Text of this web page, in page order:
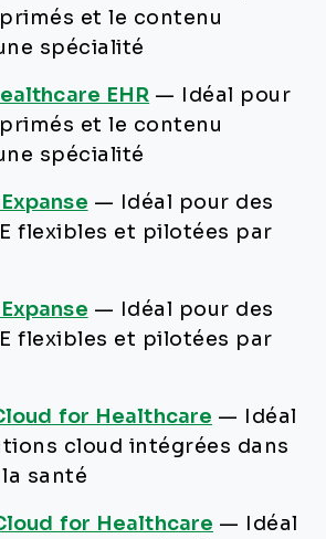
primés et le contenu
spécialité
EHR —
Idéal pour
primés et le contenu
spécialité
—
Idéal pour des
flexibles et pilotées par
—
Idéal pour des
flexibles et pilotées par
for Healthcare —
Idéal
cloud intégrées dans
santé
for Healthcare —
Idéal